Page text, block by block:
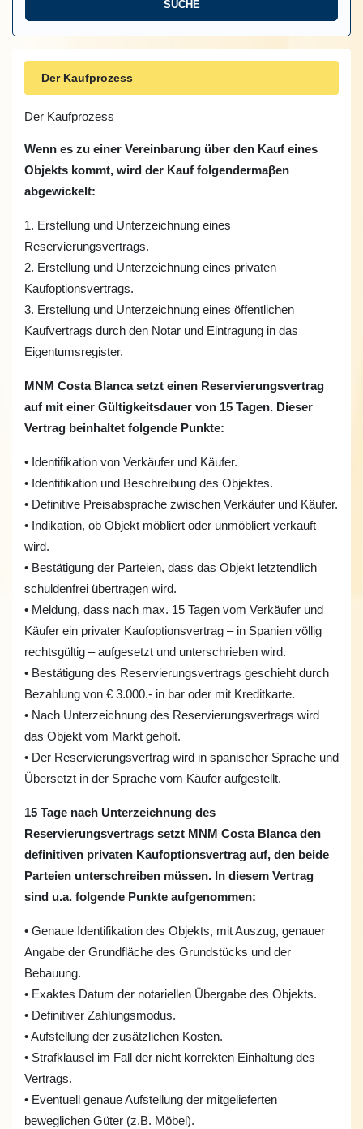
Der Kaufprozess
Der Kaufprozess
Wenn es zu einer Vereinbarung über den Kauf eines
Objekts kommt, wird der Kauf folgendermaβen
abgewickelt:
1. Erstellung und Unterzeichnung eines
Reservierungsvertrags.
2. Erstellung und Unterzeichnung eines privaten
Kaufoptionsvertrags.
3. Erstellung und Unterzeichnung eines öffentlichen
Kaufvertrags durch den Notar und Eintragung in das
Eigentumsregister.
MNM Costa Blanca setzt einen Reservierungsvertrag
auf mit einer Gültigkeitsdauer von 15 Tagen. Dieser
Vertrag beinhaltet folgende Punkte:
• Identifikation von Verkäufer und Käufer.
• Identifikation und Beschreibung des Objektes.
• Definitive Preisabsprache zwischen Verkäufer und Käufer.
• Indikation, ob Objekt möbliert oder unmöbliert verkauft
wird.
• Bestätigung der Parteien, dass das Objekt letztendlich
schuldenfrei übertragen wird.
• Meldung, dass nach max. 15 Tagen vom Verkäufer und
Käufer ein privater Kaufoptionsvertrag – in Spanien völlig
rechtsgültig – aufgesetzt und unterschrieben wird.
• Bestätigung des Reservierungsvertrags geschieht durch
Bezahlung von € 3.000.- in bar oder mit Kreditkarte.
• Nach Unterzeichnung des Reservierungsvertrags wird
das Objekt vom Markt geholt.
• Der Reservierungsvertrag wird in spanischer Sprache und
Übersetzt in der Sprache vom Käufer aufgestellt.
15 Tage nach Unterzeichnung des
Reservierungsvertrags setzt MNM Costa Blanca den
definitiven privaten Kaufoptionsvertrag auf, den beide
Parteien unterschreiben müssen. In diesem Vertrag
sind u.a. folgende Punkte aufgenommen:
• Genaue Identifikation des Objekts, mit Auszug, genauer
Angabe der Grundfläche des Grundstücks und der
Bebauung.
• Exaktes Datum der notariellen Übergabe des Objekts.
• Definitiver Zahlungsmodus.
• Aufstellung der zusätzlichen Kosten.
• Strafklausel im Fall der nicht korrekten Einhaltung des
Vertrags.
• Eventuell genaue Aufstellung der mitgelieferten
beweglichen Güter (z.B. Möbel).